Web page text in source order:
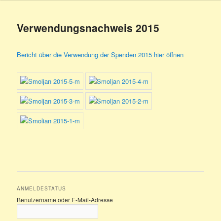
Verwendungsnachweis 2015
Bericht über die Verwendung der Spenden 2015 hier öffnen
ANMELDESTATUS
Benutzername oder E-Mail-Adresse